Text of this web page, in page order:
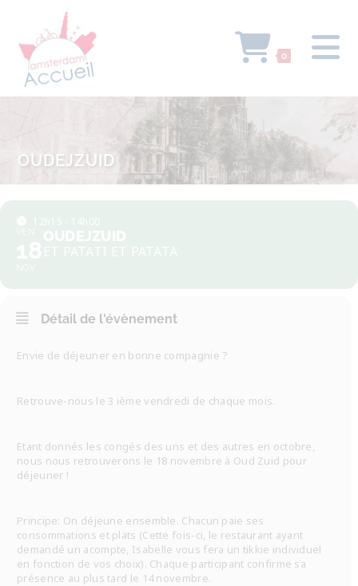
0
OUDEJZUID
Détail de l'évènement
Envie de déjeuner en bonne compagnie ?
Retrouve-nous le 3 ième vendredi de chaque mois.
Etant donnés les congés des uns et des autres en octobre,
nous nous retrouverons le 18 novembre à Oud Zuid pour
déjeuner !
Principe: On déjeune ensemble. Chacun paie ses
consommations et plats (Cette fois-ci, le restaurant ayant
demandé un acompte, Isabelle vous fera un tikkie individuel
en fonction de vos choix). Chaque participant confirme sa
présence au plus tard le 14 novembre.